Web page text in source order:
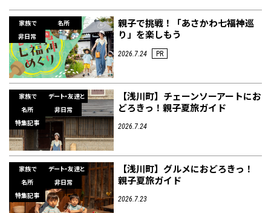
家族で
名所
非日常
親子で挑戦！「あさかわ七福神巡
り」を楽しもう
2026.7.24 PR
家族で
デート・友達と
名所
非日常
特集記事
【浅川町】チェーンソーアートにお
どろきっ！親子夏旅ガイド
2026.7.24
家族で
デート・友達と
名所
非日常
特集記事
【浅川町】グルメにおどろきっ！
親子夏旅ガイド
2026.7.23